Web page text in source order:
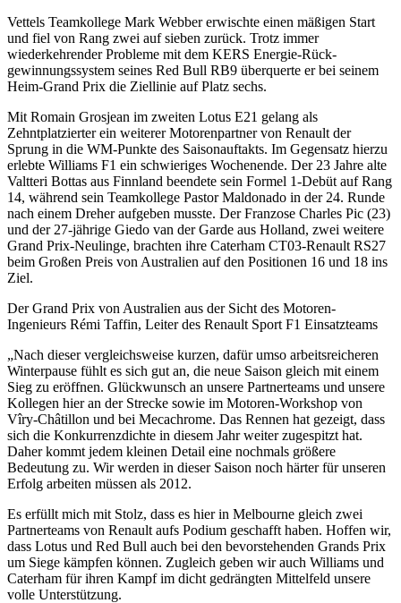
Vettels Teamkollege Mark Webber erwischte einen mäßigen Start
und fiel von Rang zwei auf sieben zurück. Trotz immer
wiederkehrender Probleme mit dem KERS Energie-Rück­
gewinnungssystem seines Red Bull RB9 überquerte er bei seinem
Heim-Grand Prix die Ziellinie auf Platz sechs.
Mit Romain Grosjean im zweiten Lotus E21 gelang als
Zehntplatzierter ein weiterer Motorenpartner von Renault der
Sprung in die WM-Punkte des Saisonauftakts. Im Gegensatz hierzu
erlebte Williams F1 ein schwieriges Wochenende. Der 23 Jahre alte
Valtteri Bottas aus Finnland beendete sein Formel 1-Debüt auf Rang
14, während sein Teamkollege Pastor Maldonado in der 24. Runde
nach einem Dreher aufgeben musste. Der Franzose Charles Pic (23)
und der 27-jährige Giedo van der Garde aus Holland, zwei weitere
Grand Prix-Neulinge, brachten ihre Caterham CT03-Renault RS27
beim Großen Preis von Australien auf den Positionen 16 und 18 ins
Ziel.
Der Grand Prix von Australien aus der Sicht des Motoren-
Ingenieurs Rémi Taffin, Leiter des Renault Sport F1 Einsatzteams
„Nach dieser vergleichsweise kurzen, dafür umso arbeitsreicheren
Winterpause fühlt es sich gut an, die neue Saison gleich mit einem
Sieg zu eröffnen. Glückwunsch an unsere Partnerteams und unsere
Kollegen hier an der Strecke sowie im Motoren-Workshop von
Vîry-Châtillon und bei Mecachrome. Das Rennen hat gezeigt, dass
sich die Konkurrenzdichte in diesem Jahr weiter zugespitzt hat.
Daher kommt jedem kleinen Detail eine nochmals größere
Bedeutung zu. Wir werden in dieser Saison noch härter für un­seren
Erfolg arbeiten müssen als 2012.
Es erfüllt mich mit Stolz, dass es hier in Melbourne gleich zwei
Partnerteams von Renault aufs Podium geschafft haben. Hoffen wir,
dass Lotus und Red Bull auch bei den bevorstehenden Grands Prix
um Siege kämpfen können. Zugleich geben wir auch Williams und
Caterham für ihren Kampf im dicht gedrängten Mittelfeld unsere
volle Unterstützung.